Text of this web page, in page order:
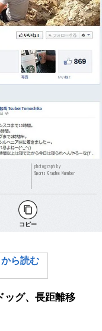
photograph by
Sports Graphic Number
コピー
ら読む
ッグ、長距離移